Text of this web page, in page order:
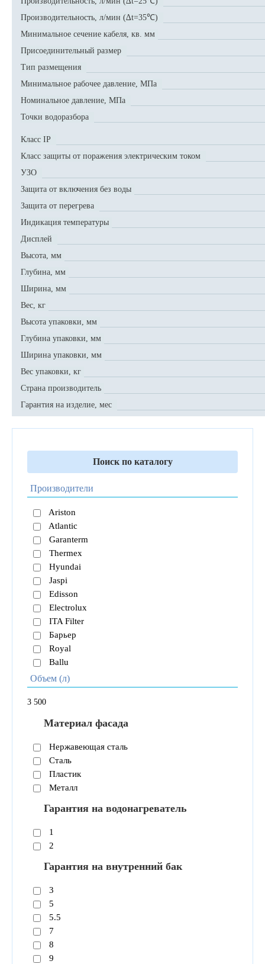
Производительность, л/мин (∆t=35℃)
Минимальное сечение кабеля, кв. мм
Присоединительный размер
Тип размещения
Минимальное рабочее давление, МПа
Номинальное давление, МПа
Точки водоразбора
Класс IP
Класс защиты от поражения электрическим током
УЗО
Защита от включения без воды
Защита от перегрева
Индикация температуры
Дисплей
Высота, мм
Глубина, мм
Ширина, мм
Вес, кг
Высота упаковки, мм
Глубина упаковки, мм
Ширина упаковки, мм
Вес упаковки, кг
Страна производитель
Гарантия на изделие, мес
Поиск по каталогу
Производители
Ariston
Atlantic
Garanterm
Thermex
Hyundai
Jaspi
Edisson
Electrolux
ITA Filter
Барьер
Royal
Ballu
Объем (л)
3 500
Материал фасада
Нержавеющая сталь
Сталь
Пластик
Металл
Гарантия на водонагреватель
1
2
Гарантия на внутренний бак
3
5
5.5
7
8
9